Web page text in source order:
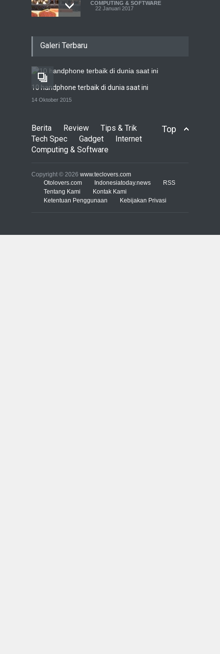
COMPUTING & SOFTWARE
22 Januari 2017
COMPUTING & SOFTWARE
22 Januari 2017
TECH SPEC 8 Januari 2017
serangan siber 2017 kian
gencar
COMPUTING & SOFTWARE
7 Januari 2017
Galeri Terbaru
10 handphone terbaik di dunia saat ini
14 Oktober 2015
Top
Berita Review
Tips & Trik
Tech Spec
Gadget
Internet
Computing & Software
Copyright © 2026 www.teclovers.com
Otolovers.com
Indonesiatoday.news
RSS
Tentang Kami
Kontak Kami
Ketentuan Penggunaan
Kebijakan Privasi